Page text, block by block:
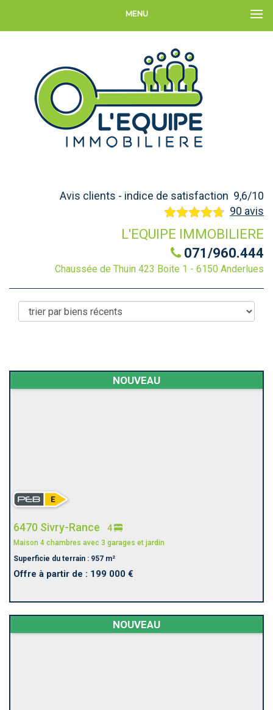
MENU
Avis clients - indice de satisfaction 9,6/10
90 avis
L'EQUIPE IMMOBILIERE
071/960.444
Chaussée de Thuin 423 Boite 1 - 6150 Anderlues
NOUVEAU
6470 Sivry-Rance 4
Maison 4 chambres avec 3 garages et jardin
Superficie du terrain : 957 m²
Offre à partir de : 199 000 €
NOUVEAU